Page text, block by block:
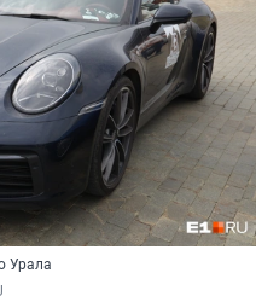
Урала